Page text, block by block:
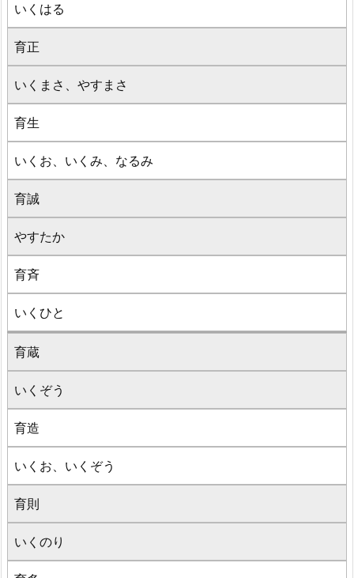
いくはる
育正
いくまさ、やすまさ
育生
いくお、いくみ、なるみ
育誠
やすたか
育斉
いくひと
育蔵
いくぞう
育造
いくお、いくぞう
育則
いくのり